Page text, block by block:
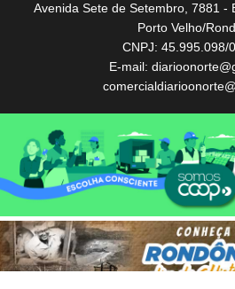
Avenida Sete de Setembro, 7881 -
Porto Velho/
CNPJ: 45.995.098/
E-mail: